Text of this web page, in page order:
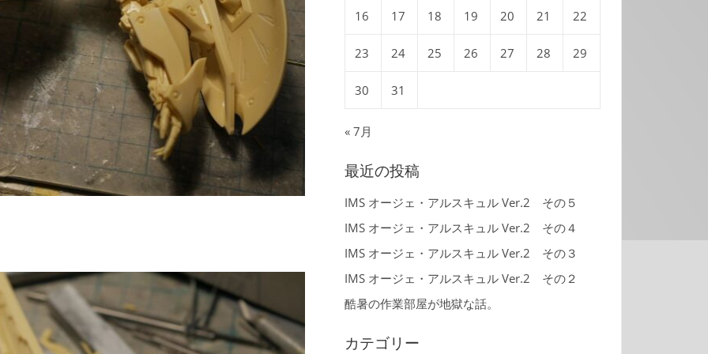
16 17 18 19 20 21 22
23 24 25 26 27 28 29
30 31
« 7月
最近の投稿
IMS オージェ・アルスキュル Ver.2 その５
IMS オージェ・アルスキュル Ver.2 その４
IMS オージェ・アルスキュル Ver.2 その３
IMS オージェ・アルスキュル Ver.2 その２
酷暑の作業部屋が地獄な話。
カテゴリー